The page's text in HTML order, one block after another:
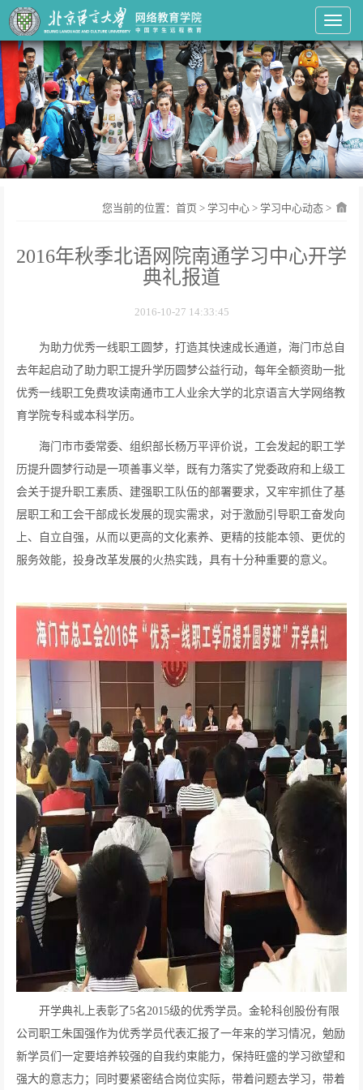
Toggle
您当前的位置： 首页 > 学习中心 > 学习中心动态 >
2016年秋季北语网院南通学习中心开学
典礼报道
2016-10-27 14:33:45
为助力优秀一线职工圆梦，打造其快速成长通道，海门市总自
去年起启动了助力职工提升学历圆梦公益行动，每年全额资助一批
优秀一线职工免费攻读南通市工人业余大学的北京语言大学网络教
育学院专科或本科学历。
海门市市委常委、组织部长杨万平评价说，工会发起的职工学
历提升圆梦行动是一项善事义举，既有力落实了党委政府和上级工
会关于提升职工素质、建强职工队伍的部署要求，又牢牢抓住了基
层职工和工会干部成长发展的现实需求，对于激励引导职工奋发向
上、自立自强，从而以更高的文化素养、更精的技能本领、更优的
服务效能，投身改革发展的火热实践，具有十分种重要的意义。
开学典礼上表彰了5名2015级的优秀学员。金轮科创股份有限
公司职工朱国强作为优秀学员代表汇报了一年来的学习情况，勉励
新学员们一定要培养较强的自我约束能力，保持旺盛的学习欲望和
强大的意志力；同时要紧密结合岗位实际，带着问题去学习，带着